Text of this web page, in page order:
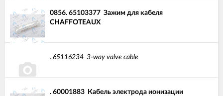
0856. 65103377 Зажим для кабеля
CHAFFOTEAUX
. 65116234 3-way valve cable
. 60001883 Кабель электрода ионизации